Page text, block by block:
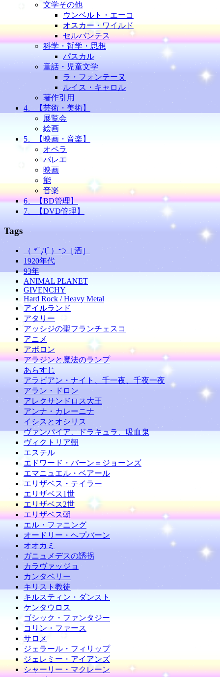
文学その他
ウンベルト・エーコ
オスカー・ワイルド
セルバンテス
科学・哲学・思想
パスカル
童話・児童文学
ラ・フォンテーヌ
ルイス・キャロル
著作引用
4、【芸術・美術】
展覧会
絵画
5、【映画・音楽】
オペラ
バレエ
映画
能
音楽
6、【BD管理】
7、【DVD管理】
Tags
（ *ﾟДﾟ）つ［酒］
1920年代
93年
ANIMAL PLANET
GIVENCHY
Hard Rock / Heavy Metal
アイルランド
アタリー
アッシジの聖フランチェスコ
アニメ
アポロン
アラジンと魔法のランプ
あらすじ
アラビアン・ナイト、千一夜、千夜一夜
アラン・ドロン
アレクサンドロス大王
アンナ・カレーニナ
イシスとオシリス
ヴァンパイア、ドラキュラ、吸血鬼
ヴィクトリア朝
エステル
エドワード・バーン＝ジョーンズ
エマニュエル・ベアール
エリザベス・テイラー
エリザベス1世
エリザベス2世
エリザベス朝
エル・ファニング
オードリー・ヘプバーン
オオカミ
ガニュメデスの誘拐
カラヴァッジョ
カンタベリー
キリスト教徒
キルスティン・ダンスト
ケンタウロス
ゴシック・ファンタジー
コリン・ファース
サロメ
ジェラール・フィリップ
ジェレミー・アイアンズ
シャーリー・マクレーン